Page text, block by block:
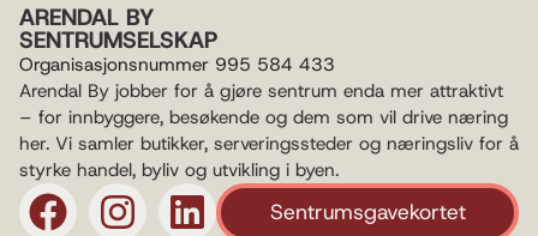
ARENDAL BY
SENTRUMSELSKAP
Organisasjonsnummer 995 584 433
Arendal By jobber for å gjøre sentrum enda mer attraktivt
– for innbyggere, besøkende og dem som vil drive næring
her. Vi samler butikker, serveringssteder og næringsliv for å
styrke handel, byliv og utvikling i byen.
Sentrumsgavekortet